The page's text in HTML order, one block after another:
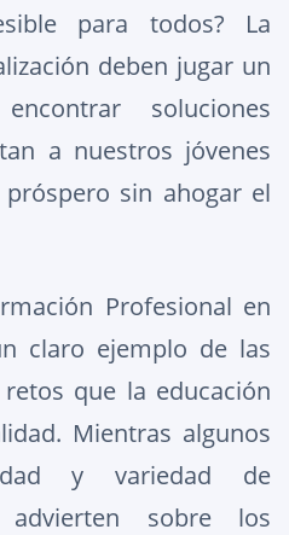
para todos? La
deben jugar un
soluciones
a nuestros jóvenes
sin ahogar el
Profesional en
claro ejemplo de las
que la educación
Mientras algunos
y variedad de
advierten sobre los